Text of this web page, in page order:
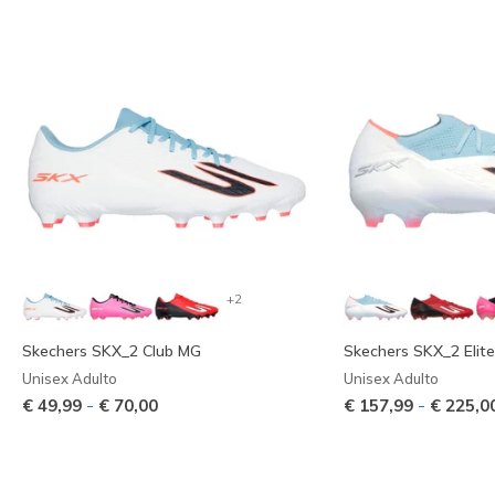
+2
Skechers SKX_2 Club MG
Unisex Adulto
€ 49,99 - € 70,00
Skechers SKX_2
Unisex Adulto
€ 157,99 - €